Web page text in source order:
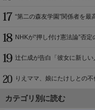
“第二の森友学園”関係者を最
NHKが“押し付け憲法論”否
辻仁成が告白「彼女に新しい
りえママ、娘にたけしとの
カテゴリ別に読む